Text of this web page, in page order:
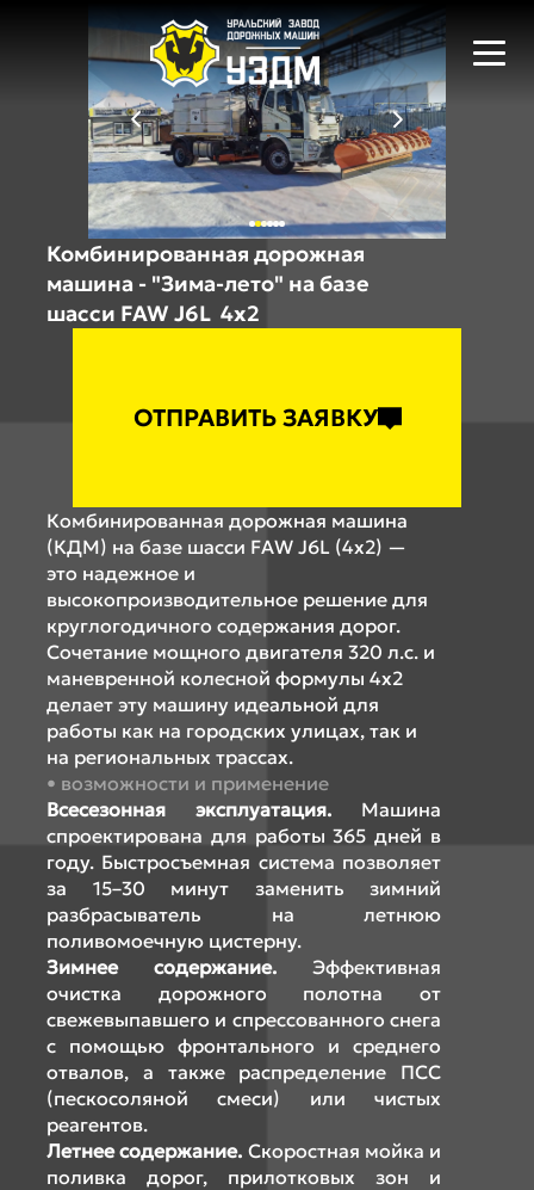
Комбинированная дорожная
машина - "Зима-лето" на базе
шасси FAW J6L 4x2
ОТПРАВИТЬ ЗАЯВКУ
Комбинированная дорожная машина
(КДМ) на базе шасси FAW J6L (4x2) —
это надежное и
высокопроизводительное решение для
круглогодичного содержания дорог.
Сочетание мощного двигателя 320 л.с. и
маневренной колесной формулы 4x2
делает эту машину идеальной для
работы как на городских улицах, так и
на региональных трассах.
возможности и применение
Всесезонная эксплуатация. Машина
спроектирована для работы 365 дней в
году. Быстросъемная система позволяет
за 15–30 минут заменить зимний
разбрасыватель на летнюю
поливомоечную цистерну.
Зимнее содержание. Эффективная
очистка дорожного полотна от
свежевыпавшего и спрессованного снега
с помощью фронтального и среднего
отвалов, а также распределение ПСС
(пескосоляной смеси) или чистых
реагентов.
Летнее содержание. Скоростная мойка и
поливка дорог, прилотковых зон и